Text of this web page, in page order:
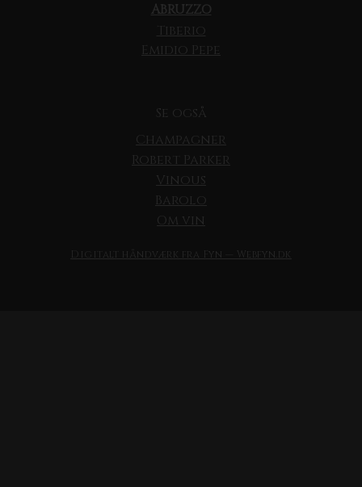
ABRUZZO
Tiberio
Emidio Pepe
Se også
Champagner
Robert Parker
Vinous
Barolo
Om vin
Digitalt håndværk fra Fyn — Webfyn.dk